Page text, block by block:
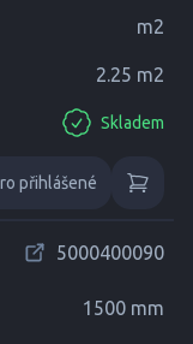
m2
2.25 m2
Skladem
přihlášené
5000400090
1500 mm